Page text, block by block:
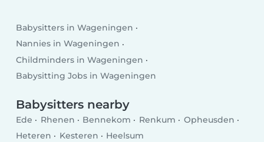
Babysitters in Wageningen
Nannies in Wageningen
Childminders in Wageningen
Babysitting Jobs in Wageningen
Babysitters nearby
Ede Rhenen Bennekom Renkum
Opheusden
Heteren
Kesteren Heelsum